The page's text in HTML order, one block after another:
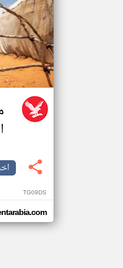
TG09DS